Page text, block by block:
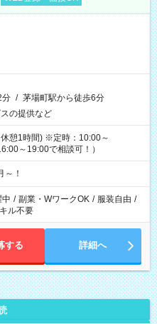
分 / 茅場町駅から徒歩6分
の提供など
憩1時間) ※定時：10:00～
～19:00で相談可！）
！
/ 副業・WワークOK / 服装自由 /
ル不要
する 詳細へ